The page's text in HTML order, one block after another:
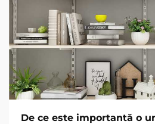
De ce este importantă o